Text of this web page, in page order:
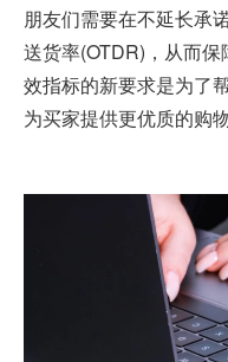
朋友们需要在不延长承
送货率(OTDR)，从而
效指标的新要求是为了
为买家提供更优质的购物